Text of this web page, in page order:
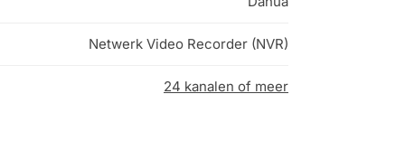
Netwerk Video Recorder (NVR)
24 kanalen of meer